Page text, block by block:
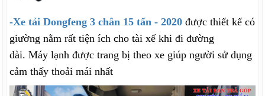
-Xe tải Dongfeng 3 chân 15 tấn - 2020 được thiết kế có
giường nằm rất tiện ích cho tài xế khi đi đường
dài. Máy lạnh được trang bị theo xe giúp người sử dụng
cảm thấy thoải mái nhất